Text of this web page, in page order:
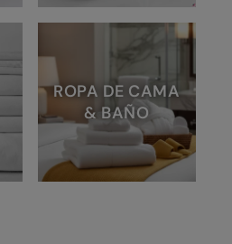
ROPA DE CAMA
& BAÑO